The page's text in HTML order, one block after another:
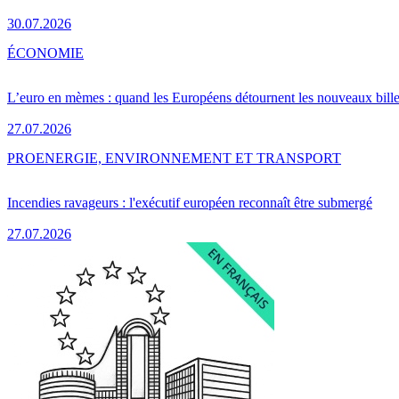
30.07.2026
L’euro en mèmes : quand les Européens détournent les nouveaux
27.07.2026
ÉCONOMIE
Incendies ravageurs : l'exécutif européen reconnaît être submergé
27.07.2026
PROENERGIE, ENVIRONNEMENT ET TRANSPORT